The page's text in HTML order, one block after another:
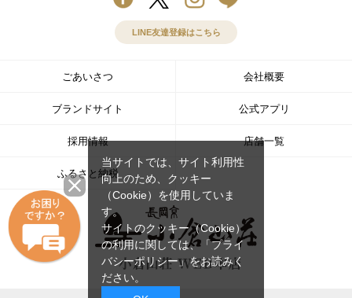
LINE友達登録はこちら
ごあいさつ 会社概要
ブランドサイト 公式アプリ
採用情報 店舗一覧
ふるさと納税
当サイトでは、サイト利用性
向上のため、クッキー
（Cookie）を使用していま
す。
サイトのクッキー（Cookie）
の利用に関しては、「プライ
バシーポリシー」をお読みく
ださい。